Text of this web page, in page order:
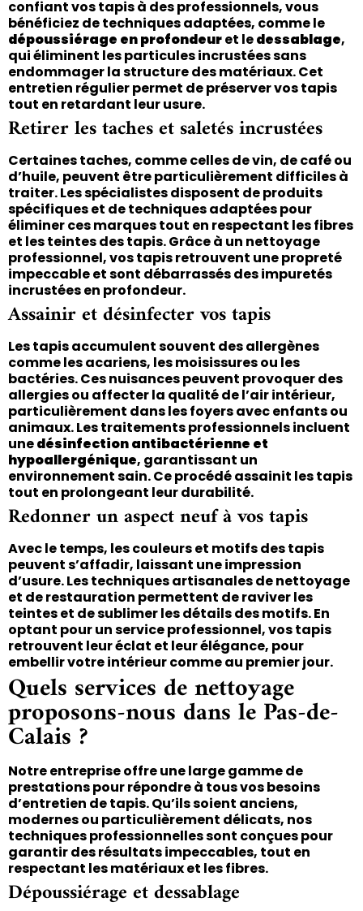
confiant vos tapis à des professionnels, vous
bénéficiez de techniques adaptées, comme le
dépoussiérage en profondeuret ledessablage,
qui éliminent les particules incrustées sans
endommager la structure des matériaux. Cet
entretien régulier permet de préserver vos tapis
tout en retardant leur usure.
Retirer les taches et saletés incrustées
Certaines taches, comme celles de vin, de café ou
d’huile, peuvent être particulièrement difficiles à
traiter. Les spécialistes disposent de produits
spécifiques et de techniques adaptées pour
éliminer ces marques tout en respectant les fibres
et les teintes des tapis. Grâce à un nettoyage
professionnel, vos tapis retrouvent une propreté
impeccable et sont débarrassés des impuretés
incrustées en profondeur.
Assainir et désinfecter vos tapis
Les tapis accumulent souvent des allergènes
comme les acariens, les moisissures ou les
bactéries. Ces nuisances peuvent provoquer des
allergies ou affecter la qualité de l’air intérieur,
particulièrement dans les foyers avec enfants ou
animaux. Les traitements professionnels incluent
unedésinfection antibactérienne et
hypoallergénique, garantissant un
environnement sain. Ce procédé assainit les tapis
tout en prolongeant leur durabilité.
Redonner un aspect neuf à vos tapis
Avec le temps, les couleurs et motifs des tapis
peuvent s’affadir, laissant une impression
d’usure. Les techniques artisanales de nettoyage
et de restauration permettent de raviver les
teintes et de sublimer les détails des motifs. En
optant pour un service professionnel, vos tapis
retrouvent leur éclat et leur élégance, pour
embellir votre intérieur comme au premier jour.
Quels services de nettoyage
proposons-nous dans le Pas-de-
Calais ?
Notre entreprise offre une large gamme de
prestations pour répondre à tous vos besoins
d’entretien de tapis. Qu’ils soient anciens,
modernes ou particulièrement délicats, nos
techniques professionnelles sont conçues pour
garantir des résultats impeccables, tout en
respectant les matériaux et les fibres.
Dépoussiérage et dessablage